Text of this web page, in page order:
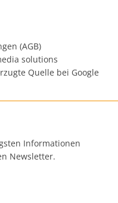
(AGB)
solutions
Quelle bei Google
Informationen
Newsletter.